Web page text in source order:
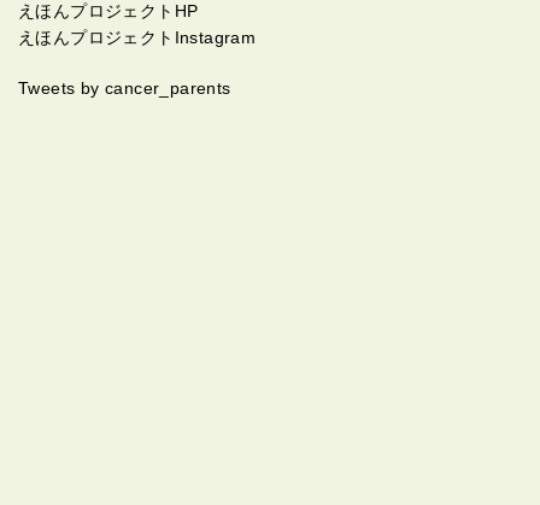
えほんプロジェクトHP
えほんプロジェクトInstagram
Tweets by cancer_parents